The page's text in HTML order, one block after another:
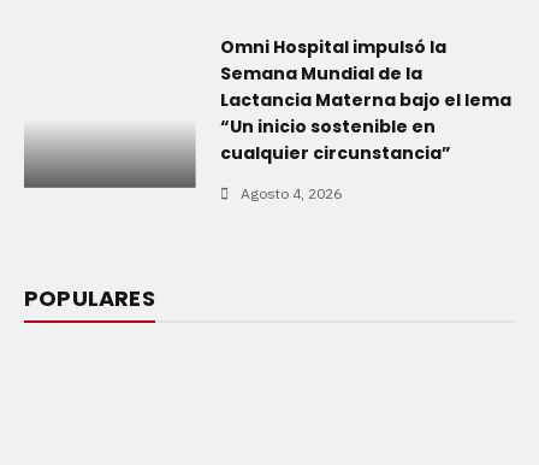
Omni Hospital impulsó la
Semana Mundial de la
Lactancia Materna bajo el lema
“Un inicio sostenible en
cualquier circunstancia”
Agosto 4, 2026
POPULARES